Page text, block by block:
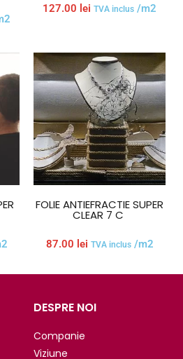
127.00 lei TVA inclus /m2
FOLIE ANTIEFRACTIE SUPER
CLEAR 7 C
87.00 lei TVA inclus/m2
DESPRE NOI
Companie
Viziune